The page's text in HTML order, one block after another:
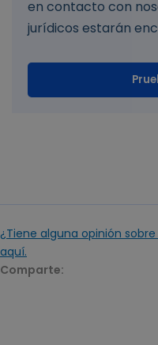
en contacto con
jurídicos estarán
¿Tiene alguna opinión
aquí.
Comparte: